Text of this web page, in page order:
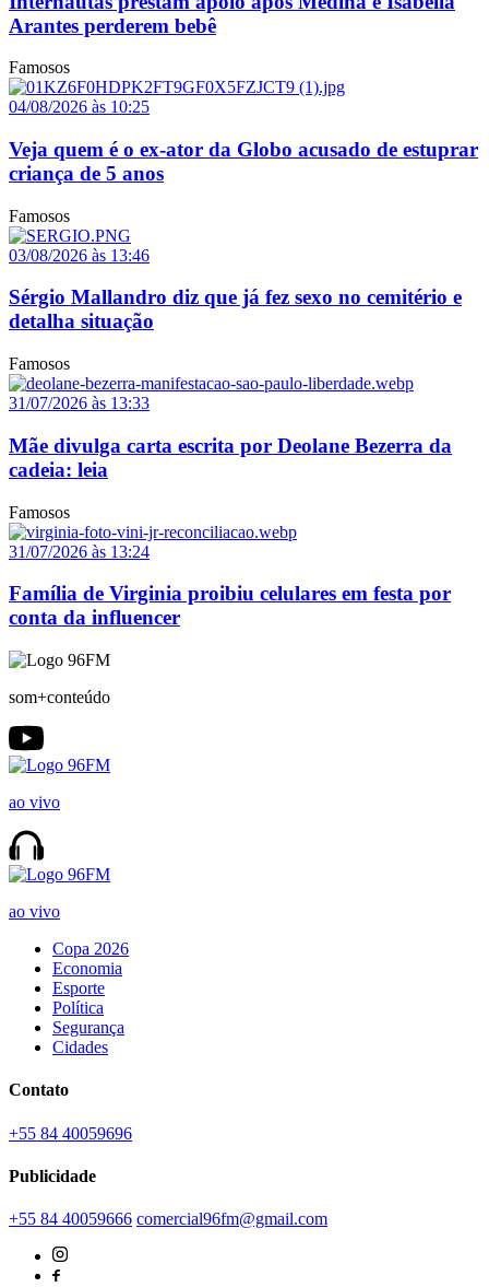
Arantes perderem bebê
Famosos
04/08/2026 às 10:25
Veja quem é o ex-ator da Globo acusado de estuprar
criança de 5 anos
Famosos
03/08/2026 às 13:46
Sérgio Mallandro diz que já fez sexo no cemitério e
detalha situação
Famosos
31/07/2026 às 13:33
Mãe divulga carta escrita por Deolane Bezerra da
cadeia: leia
Famosos
31/07/2026 às 13:24
Família de Virginia proibiu celulares em festa por
conta da influencer
som+conteúdo
ao vivo
ao vivo
Copa 2026
Economia
Esporte
Política
Segurança
Cidades
Contato
+55 84 40059696
Publicidade
+55 84 40059666 comercial96fm@gmail.com